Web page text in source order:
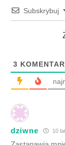
Subskrybuj
3
dziwne 10